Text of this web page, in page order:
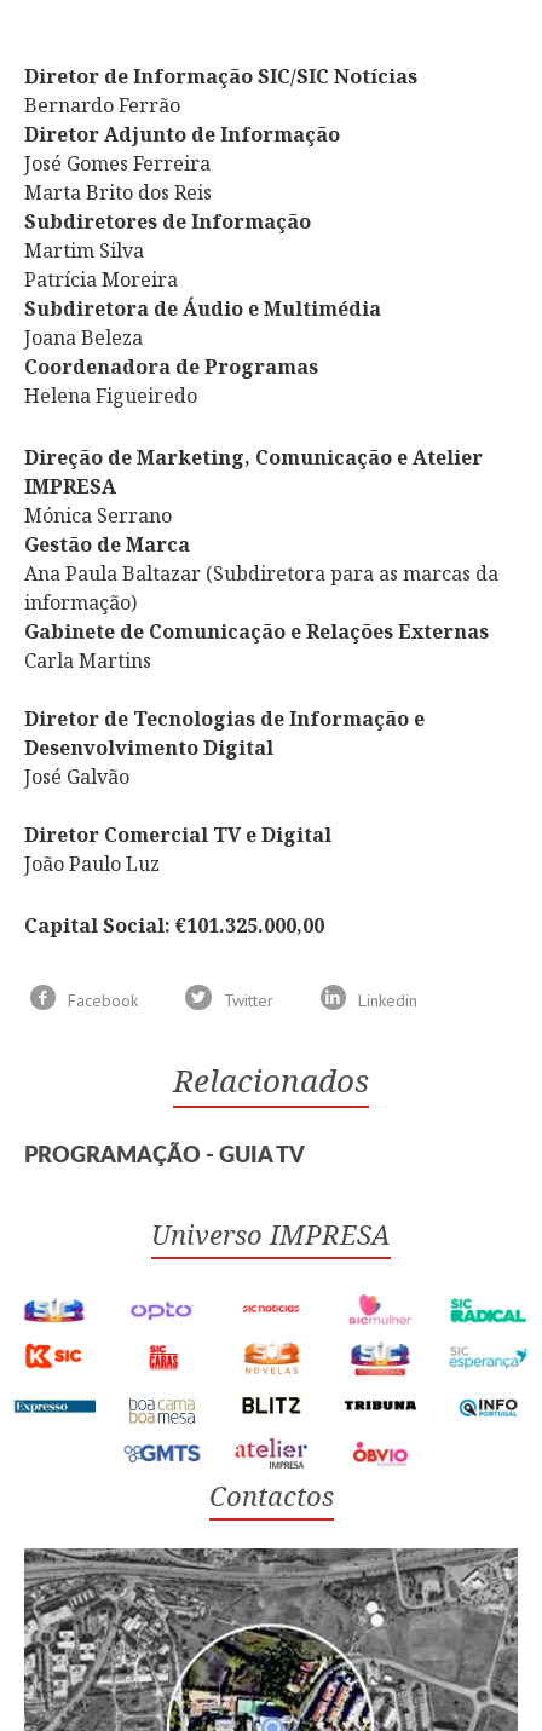
Diretor de Informação SIC/SIC Notícias
Bernardo Ferrão
Diretor Adjunto de Informação
José Gomes Ferreira
Marta Brito dos Reis
Subdiretores de Informação
Martim Silva
Patrícia Moreira
Subdiretora de Áudio e Multimédia
Joana Beleza
Coordenadora de Programas
Helena Figueiredo
Direção de Marketing, Comunicação e Atelier
IMPRESA
Mónica Serrano
Gestão de Marca
Ana Paula Baltazar (Subdiretora para as marcas da
informação)
Gabinete de Comunicação e Relações Externas
Carla Martins
Diretor de Tecnologias de Informação e
Desenvolvimento Digital
José Galvão
Diretor Comercial TV e Digital
João Paulo Luz
Capital Social: €101.325.000,00
Facebook Twitter Linkedin
Relacionados
PROGRAMAÇÃO - GUIA TV
Universo IMPRESA
Contactos